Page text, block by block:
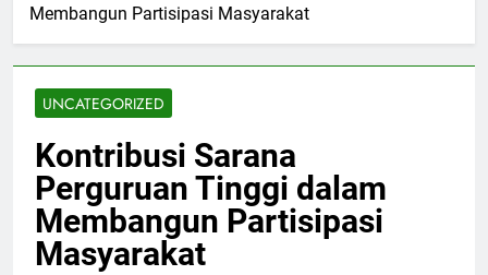
Membangun Partisipasi Masyarakat
UNCATEGORIZED
Kontribusi Sarana
Perguruan Tinggi dalam
Membangun Partisipasi
Masyarakat